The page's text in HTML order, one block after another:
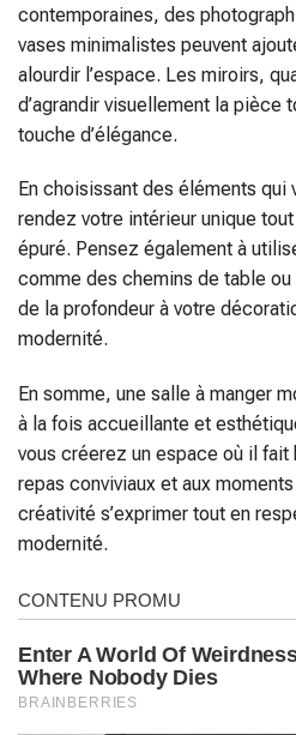
contemporaines, des
vases minimalistes peuvent
alourdir l’espace. Les miroirs,
d’agrandir visuellement la pièce
touche d’élégance.
En choisissant des éléments qui
rendez votre intérieur unique
épuré. Pensez également à
comme des chemins de table
de la profondeur à votre
modernité.
En somme, une salle à manger
à la fois accueillante et
vous créerez un espace où il fait
repas conviviaux et aux
créativité s’exprimer tout en
modernité.